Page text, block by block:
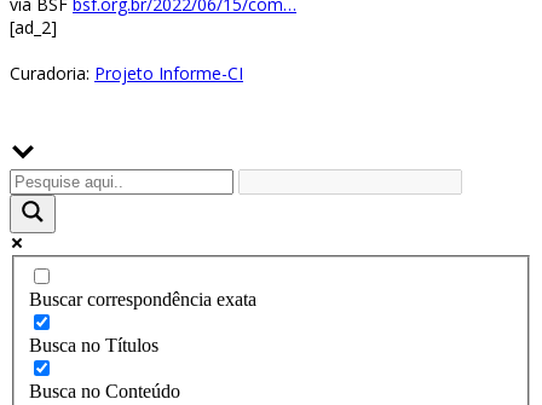
[ad_2]
Curadoria: Projeto Informe-CI
Buscar correspondência exata
Busca no Títulos
Busca no Conteúdo